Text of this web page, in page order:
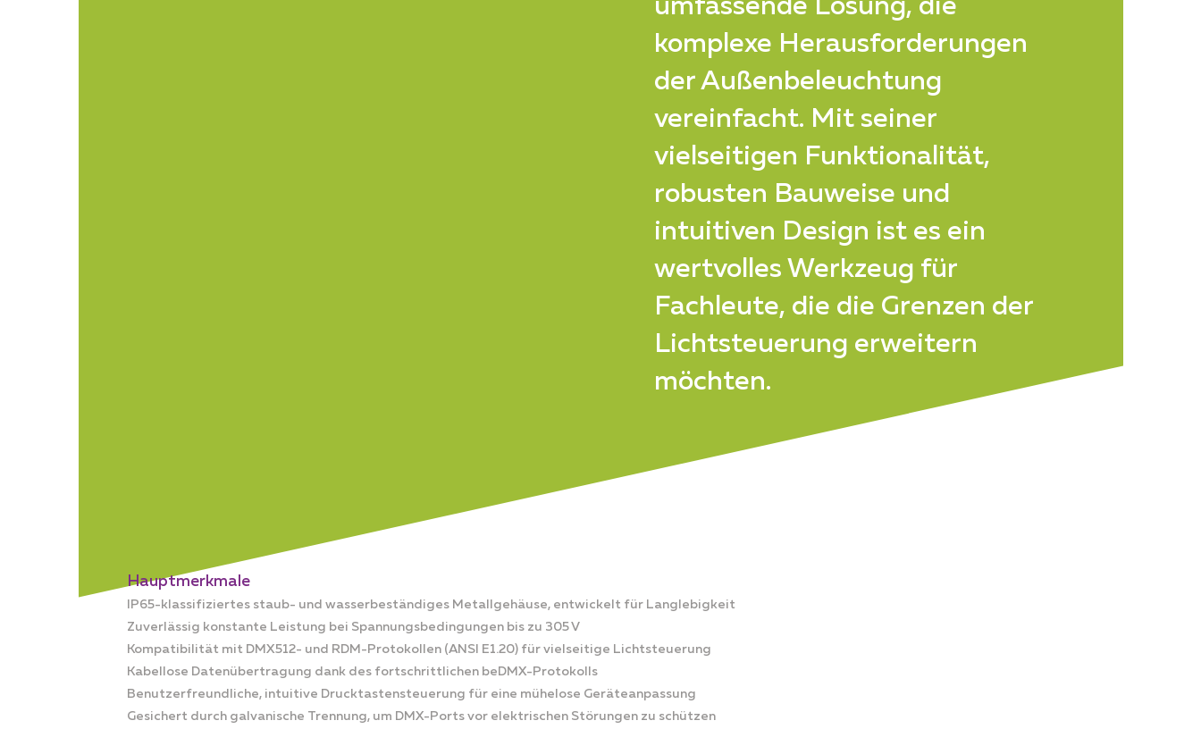
umfassende Lösung, die
komplexe Herausforderungen
der Außenbeleuchtung
vereinfacht. Mit seiner
vielseitigen Funktionalität,
robusten Bauweise und
intuitiven Design ist es ein
wertvolles Werkzeug für
Fachleute, die die Grenzen der
Lichtsteuerung erweitern
möchten.
Hauptmerkmale
IP65-klassifiziertes staub- und wasserbeständiges Metallgehäuse, entwickelt für Langlebigkeit
Zuverlässig konstante Leistung bei Spannungsbedingungen bis zu 305 V
Kompatibilität mit DMX512- und RDM-Protokollen (ANSI E1.20) für vielseitige Lichtsteuerung
Kabellose Datenübertragung dank des fortschrittlichen beDMX-Protokolls
Benutzerfreundliche, intuitive Drucktastensteuerung für eine mühelose Geräteanpassung
Gesichert durch galvanische Trennung, um DMX-Ports vor elektrischen Störungen zu schützen